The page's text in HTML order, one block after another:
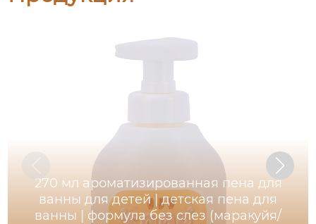
270 мл ароматизированная пена для
ванны для детей | детская пена для
ванны | формула без слез (маракуйя/